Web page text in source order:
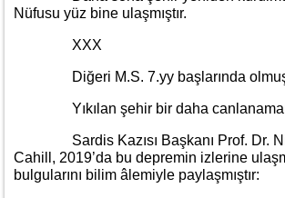
Nüfusu yüz bine ulaşmıştır.
XXX
Diğeri M.S. 7.yy başlarında
Yıkılan şehir bir daha
Sardis Kazısı Başkanı Prof. Dr.
Cahill, 2019’da bu depremin izlerine
bulgularını bilim âlemiyle paylaşmıştır: